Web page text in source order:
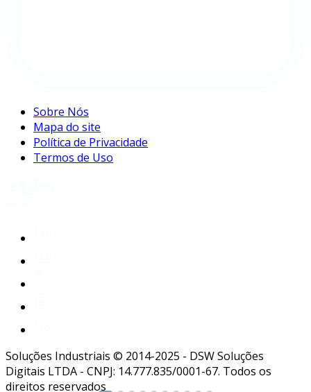
Sobre Nós
Mapa do site
Política de Privacidade
Termos de Uso
Soluções Industriais © 2014-2025 - DSW Soluções
Digitais LTDA - CNPJ: 14.777.835/0001-67. Todos os
direitos reservados